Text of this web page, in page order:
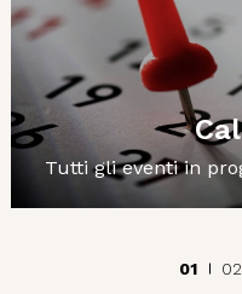
Tutti gli eventi in
01 02